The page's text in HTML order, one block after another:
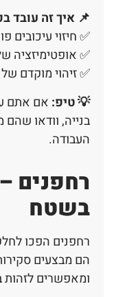
📌 איך זה עובד
✅ חיזוי עיכובים
✅ אופטימיזציה
✅ זיהוי מוקדם
💡 טיפ: אם אתם
העבודה.
רחפנים
בשטח
רחפנים הפכו
הם מבצעים
ומאפשרים לזהות